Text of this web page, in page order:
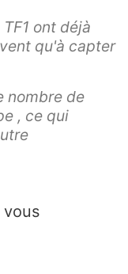
ont déjà
qu'à capter
nombre de
, ce qui